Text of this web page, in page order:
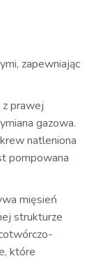
zapewniając
z prawej
gazowa.
natleniona
pompowana
mięsień
strukturze
które